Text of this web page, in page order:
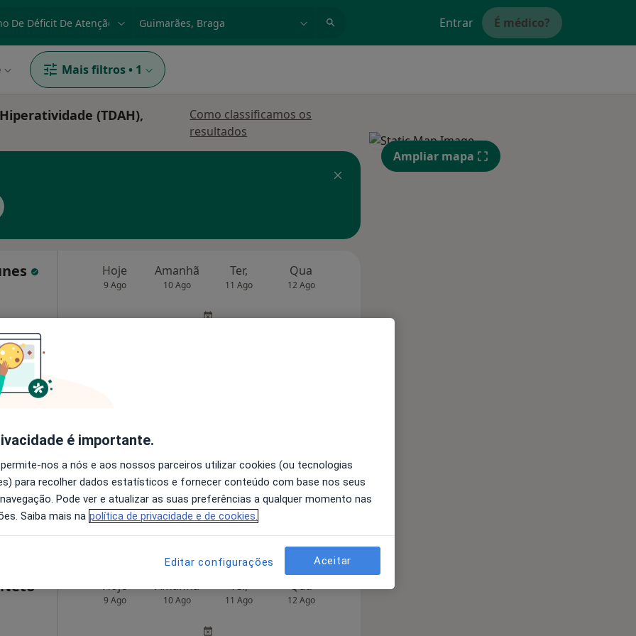
doença ou nome Entrar É médico?
Mais filtros • 1
(TDAH),
Como classificamos os
resultados
•Mapa
Hoje
9 Ago
Amanhã
10 Ago
Ter,
11 Ago
Qua
12 Ago
Hoje
9 Ago
Amanhã
10 Ago
Ter,
11 Ago
Qua
12 Ago
Qui,
Ampliar mapa
é importante.
nos a nós e aos nossos parceiros utilizar cookies (ou tecnologias
para recolher dados estatísticos e fornecer conteúdo com base nos seus
Pode ver e atualizar as suas preferências a qualquer momento nas
Saiba mais na política de privacidade e de cookies.
Editar configurações Aceitar